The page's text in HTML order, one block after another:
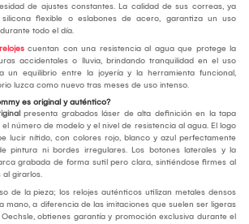
de ajustes constantes. La calidad de sus correas, ya
flexible o eslabones de acero, garantiza un uso
todo el día.
relojes cuentan con una resistencia al agua que protege la
accidentales o lluvia, brindando tranquilidad en el uso
un equilibrio entre la joyería y la herramienta funcional,
luzca como nuevo tras meses de uso intenso.
es original y auténtico?
presenta grabados láser de alta definición en la tapa
número de modelo y el nivel de resistencia al agua. El logo
lucir nítido, con colores rojo, blanco y azul perfectamente
pintura ni bordes irregulares. Los botones laterales y la
grabada de forma sutil pero clara, sintiéndose firmes al
al girarlos.
de la pieza; los relojes auténticos utilizan metales densos
mano, a diferencia de las imitaciones que suelen ser ligeras
obtienes garantía y promoción exclusiva durante el